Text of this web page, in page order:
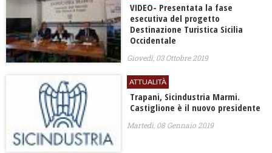
VIDEO- Presentata la fase
esecutiva del progetto
Destinazione Turistica Sicilia
Occidentale
Giovedì, 03 Ottobre 2019
ATTUALITÀ
Trapani, Sicindustria Marmi.
Castiglione è il nuovo presidente
Martedì, 08 Gennaio 2019